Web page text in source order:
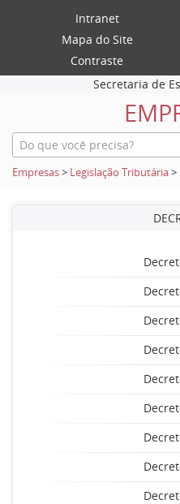
Intranet
Mapa do Site
Contraste
Secretaria de
Empresas> Legislação Tributária>